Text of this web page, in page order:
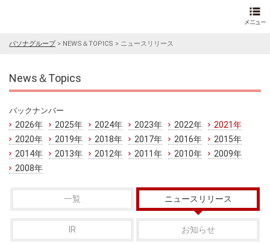
パソナグループ> NEWS＆TOPICS > ニュースリリース
News＆Topics
バックナンバー
2026年 2025年 2024年 2023年 2022年
2021年
2020年
2019年 2018年 2017年 2016年
2015年
2014年
2013年 2012年 2011年 2010年
2009年
2008年
一覧 ニュースリリース
IR お知らせ